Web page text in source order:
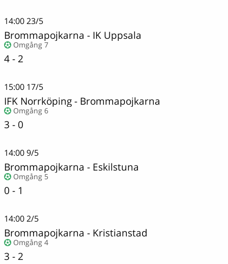
14:0023/5
Brommapojkarna - IK Uppsala
Omgång 7
4 - 2
15:00 17/5
IFK Norrköping- Brommapojkarna
Omgång 6
3 - 0
14:009/5
Brommapojkarna - Eskilstuna
Omgång 5
0 - 1
14:002/5
Brommapojkarna - Kristianstad
Omgång 4
3 - 2